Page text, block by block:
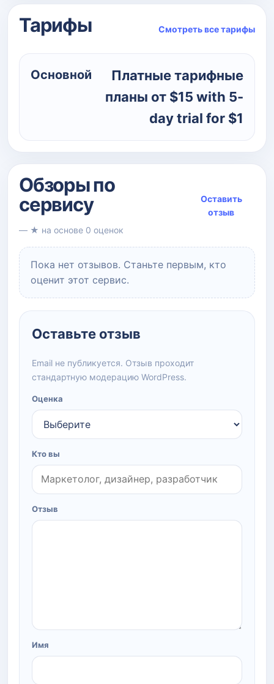
Тарифы Смотреть все тарифы
Основной
Платные тарифные
планы от $15 with 5-
day trial for $1
Обзоры по
сервису
— ★ на основе 0 оценок
Оставить
отзыв
Пока нет отзывов. Станьте первым, кто
оценит этот сервис.
Оставьте отзыв
Email не публикуется. Отзыв проходит
стандартную модерацию WordPress.
Оценка
Кто вы
Отзыв
Имя